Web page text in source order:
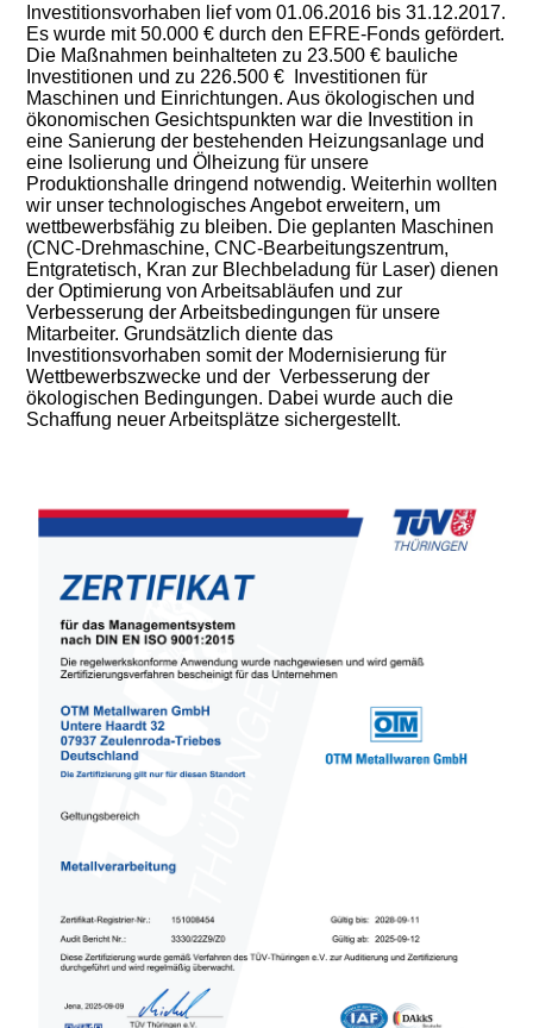
Investitionsvorhaben lief vom 01.06.2016 bis 31.12.2017.
Es wurde mit 50.000 € durch den EFRE-Fonds gefördert.
Die Maßnahmen beinhalteten zu 23.500 € bauliche
Investitionen und zu 226.500 € Investitionen für
Maschinen und Einrichtungen. Aus ökologischen und
ökonomischen Gesichtspunkten war die Investition in
eine Sanierung der bestehenden Heizungsanlage und
eine Isolierung und Ölheizung für unsere
Produktionshalle dringend notwendig. Weiterhin wollten
wir unser technologisches Angebot erweitern, um
wettbewerbsfähig zu bleiben. Die geplanten Maschinen
(CNC-Drehmaschine, CNC-Bearbeitungszentrum,
Entgratetisch, Kran zur Blechbeladung für Laser) dienen
der Optimierung von Arbeitsabläufen und zur
Verbesserung der Arbeitsbedingungen für unsere
Mitarbeiter. Grundsätzlich diente das
Investitionsvorhaben somit der Modernisierung für
Wettbewerbszwecke und der Verbesserung der
ökologischen Bedingungen. Dabei wurde auch die
Schaffung neuer Arbeitsplätze sichergestellt.